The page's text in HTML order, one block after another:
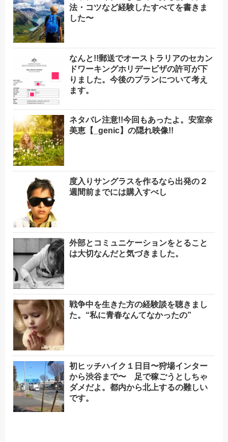
法・コツなど経験したすべてを書きま
した〜
なんと!!郵送でオーストラリアのセカン
ドワーキングホリデービザの許可が下
りました。今後のプランについて考え
ます。
ネタバレ注意!!今回もあったよ。安室奈
美恵【_genic】の隠れ映像!!
度入りサングラスを作るなら出発の２
週間前までには購入すべし
外部とコミュニケーションをとること
は大切なんだと気づきました。
戦争中を生きた方の経験談を聴きまし
た。“私に青春なんてなかったの”
初ヒッチハイク１日目〜狩場インター
から渋谷まで〜 足で稼ごうとしちゃ
ダメだよ。都内から北上するの難しい
です。